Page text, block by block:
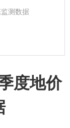
测数据
度地价